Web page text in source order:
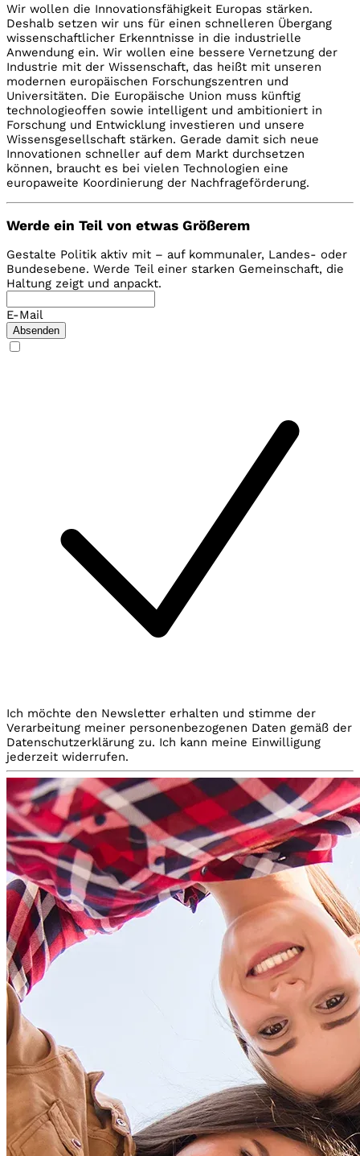
Wir wollen die Innovationsfähigkeit Europas stärken.
Deshalb setzen wir uns für einen schnelleren Übergang
wissenschaftlicher Erkenntnisse in die industrielle
Anwendung ein. Wir wollen eine bessere Vernetzung der
Industrie mit der Wissenschaft, das heißt mit unseren
modernen europäischen Forschungszentren und
Universitäten. Die Europäische Union muss künftig
technologieoffen sowie intelligent und ambitioniert in
Forschung und Entwicklung investieren und unsere
Wissensgesellschaft stärken. Gerade damit sich neue
Innovationen schneller auf dem Markt durchsetzen
können, braucht es bei vielen Technologien eine
europaweite Koordinierung der Nachfrageförderung.
Werde ein Teil von etwas Größerem
Gestalte Politik aktiv mit – auf kommunaler, Landes- oder
Bundesebene. Werde Teil einer starken Gemeinschaft, die
Haltung zeigt und anpackt.
E-Mail
Absenden
Ich möchte den Newsletter erhalten und stimme der
Verarbeitung meiner personenbezogenen Daten gemäß der
Datenschutzerklärung zu. Ich kann meine Einwilligung
jederzeit widerrufen.